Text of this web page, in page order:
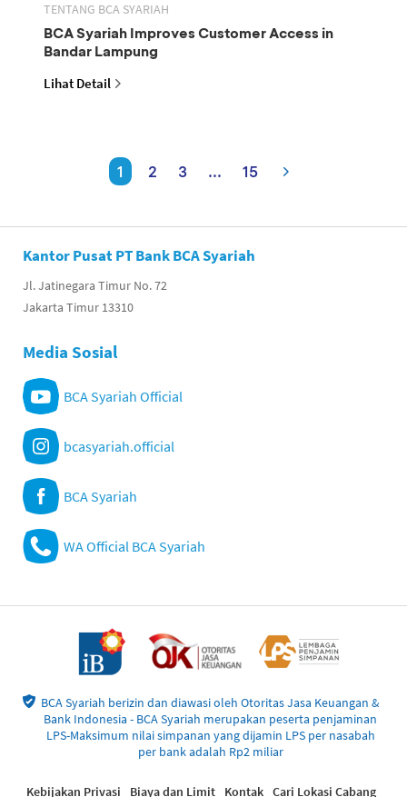
TENTANG BCA SYARIAH
BCA Syariah Improves Customer Access in
Bandar Lampung
Lihat Detail
1 2 3 ... 15
Kantor Pusat PT Bank BCA Syariah
Jl. Jatinegara Timur No. 72
Jakarta Timur 13310
Media Sosial
BCA Syariah Official
bcasyariah.official
BCA Syariah
WA Official BCA Syariah
BCA Syariah berizin dan diawasi oleh Otoritas Jasa Keuangan &
Bank Indonesia - BCA Syariah merupakan peserta penjaminan
LPS-Maksimum nilai simpanan yang dijamin LPS per nasabah
per bank adalah Rp2 miliar
Kebijakan Privasi Biaya dan Limit Kontak Cari Lokasi Cabang